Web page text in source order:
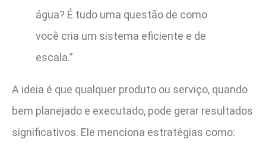
água? É tudo uma questão de como
você cria um sistema eficiente e de
escala.”
A ideia é que qualquer produto ou serviço, quando
bem planejado e executado, pode gerar resultados
significativos. Ele menciona estratégias como: